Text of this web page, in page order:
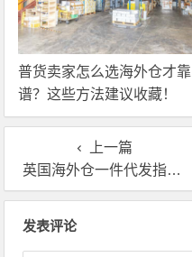
普货卖家怎么选海外仓才靠
谱？这些方法建议收藏！
上一篇
英国海外仓一件代发指南：家居快消日化品如何玩转本土化派送？
发表评论